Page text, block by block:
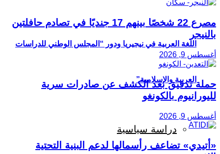
اللغة العربية في نيجيريا ودور “المجلس الوطني للدراسات
العربية والإسلامية”
دراسة سياسية
مصرع 22 شخصًا بينهم 17 جنديًا في تصادم حافلتين
بالنيجر
أغسطس 9, 2026
حملة تدقيق بعد الكشف عن صادرات سرية
لليورانيوم بالكونغو
أغسطس 9, 2026
«أتيدي» تضاعف رأسمالها لدعم البنية التحتية